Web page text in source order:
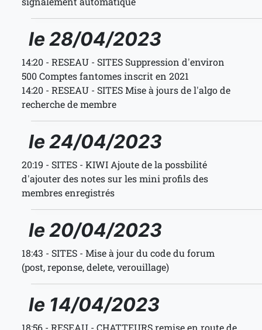
le 28/04/2023
14:20 - RESEAU - SITES Suppression d'environ
500 Comptes fantomes inscrit en 2021
14:20 - RESEAU - SITES Mise à jours de l'algo de
recherche de membre
le 24/04/2023
20:19 - SITES - KIWI Ajoute de la possbilité
d'ajouter des notes sur les mini profils des
membres enregistrés
le 20/04/2023
18:43 - SITES - Mise à jour du code du forum
(post, reponse, delete, verouillage)
le 14/04/2023
18:56 - RESEAU - CHATTEURS remise en route de